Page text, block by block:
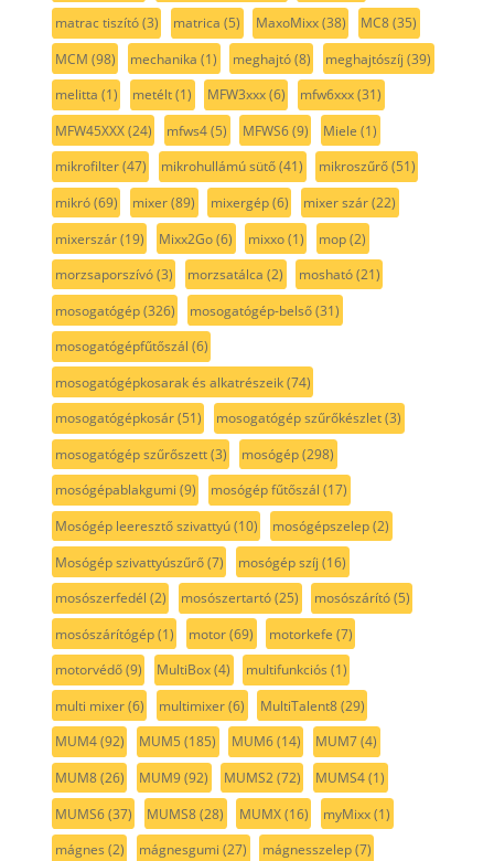
matrac tiszító(3) matrica (5) MaxoMixx(38) MC8(35)
MCM (98) mechanika (1) meghajtó(8) meghajtószíj (39)
melitta (1) metélt(1) MFW3xxx(6) mfw6xxx(31)
MFW45XXX(24) mfws4(5) MFWS6(9) Miele (1)
mikrofilter(47) mikrohullámú sütő(41) mikroszűrő(51)
mikró(69) mixer(89) mixergép(6) mixer szár(22)
mixerszár(19) Mixx2Go(6) mixxo(1) mop(2)
morzsaporszívó(3) morzsatálca (2) mosható(21)
mosogatógép(326) mosogatógép-belső(31)
mosogatógépfűtőszál (6)
mosogatógépkosarak és alkatrészeik(74)
mosogatógépkosár(51) mosogatógép szűrőkészlet(3)
mosogatógép szűrőszett(3) mosógép(298)
mosógépablakgumi (9) mosógép fűtőszál (17)
Mosógép leeresztő szivattyú(10) mosógépszelep(2)
Mosógép szivattyúszűrő(7) mosógép szíj (16)
mosószerfedél (2) mosószertartó(25) mosószárító(5)
mosószárítógép(1) motor(69) motorkefe (7)
motorvédő(9) MultiBox(4) multifunkciós (1)
multi mixer(6) multimixer(6) MultiTalent8(29)
MUM4(92) MUM5 (185) MUM6(14) MUM7(4)
MUM8(26) MUM9(92) MUMS2(72) MUMS4(1)
MUMS6(37) MUMS8(28) MUMX(16) myMixx(1)
mágnes (2) mágnesgumi (27) mágnesszelep(7)